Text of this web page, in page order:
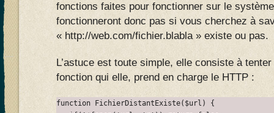
fonctions faites pour fonctionner sur le
fonctionneront donc pas si vous cherchez à
« http://web.com/fichier.blabla » existe ou pas.
L’astuce est toute simple, elle consiste à
fonction qui elle, prend en charge le HTTP :
function FichierDistantExiste($url) {